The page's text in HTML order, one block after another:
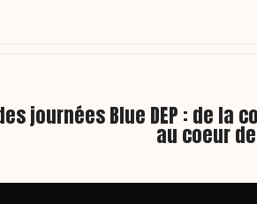
journées Blue DEP : de la
au coeur